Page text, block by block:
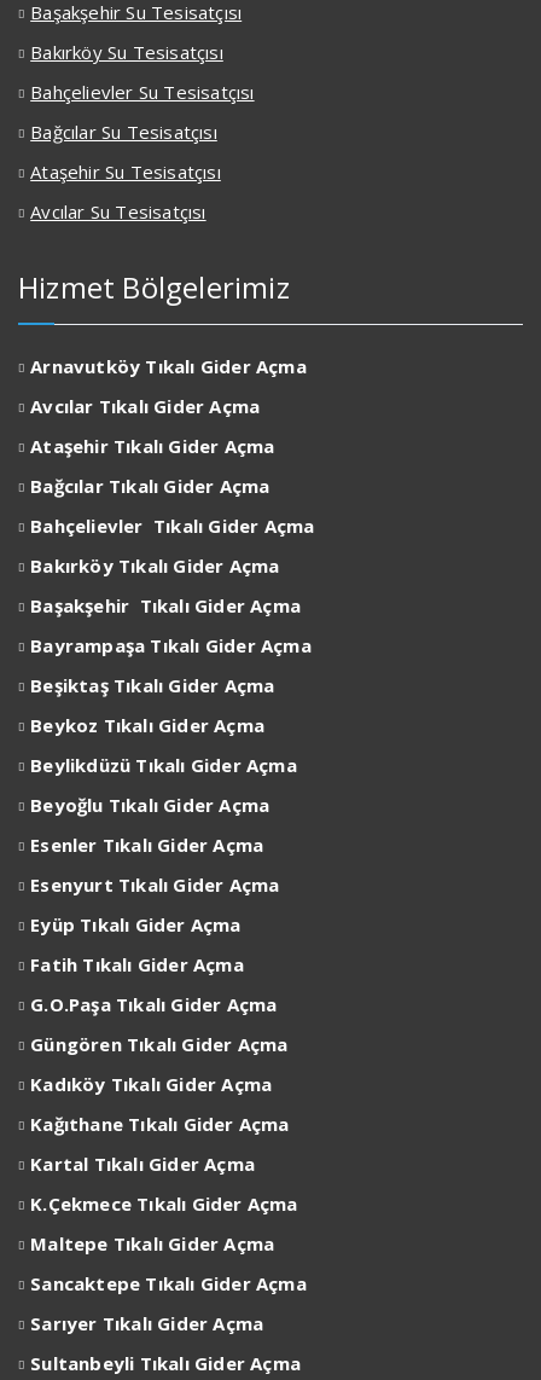
Başakşehir Su Tesisatçısı
Bakırköy Su Tesisatçısı
Bahçelievler Su Tesisatçısı
Bağcılar Su Tesisatçısı
Ataşehir Su Tesisatçısı
Avcılar Su Tesisatçısı
Hizmet Bölgelerimiz
Arnavutköy Tıkalı Gider Açma
Avcılar Tıkalı Gider Açma
Ataşehir Tıkalı Gider Açma
Bağcılar Tıkalı Gider Açma
Bahçelievler Tıkalı Gider Açma
Bakırköy Tıkalı Gider Açma
Başakşehir Tıkalı Gider Açma
Bayrampaşa Tıkalı Gider Açma
Beşiktaş Tıkalı Gider Açma
Beykoz Tıkalı Gider Açma
Beylikdüzü Tıkalı Gider Açma
Beyoğlu Tıkalı Gider Açma
Esenler Tıkalı Gider Açma
Esenyurt Tıkalı Gider Açma
Eyüp Tıkalı Gider Açma
Fatih Tıkalı Gider Açma
G.O.Paşa Tıkalı Gider Açma
Güngören Tıkalı Gider Açma
Kadıköy Tıkalı Gider Açma
Kağıthane Tıkalı Gider Açma
Kartal Tıkalı Gider Açma
K.Çekmece Tıkalı Gider Açma
Maltepe Tıkalı Gider Açma
Sancaktepe Tıkalı Gider Açma
Sarıyer Tıkalı Gider Açma
Sultanbeyli Tıkalı Gider Açma